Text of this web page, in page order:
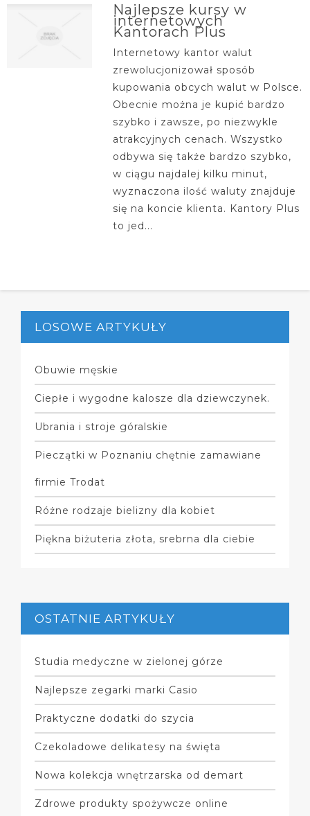
Najlepsze kursy w
internetowych
Kantorach Plus
Internetowy kantor walut
zrewolucjonizował sposób
kupowania obcych walut w Polsce.
Obecnie można je kupić bardzo
szybko i zawsze, po niezwykle
atrakcyjnych cenach. Wszystko
odbywa się także bardzo szybko,
w ciągu najdalej kilku minut,
wyznaczona ilość waluty znajduje
się na koncie klienta. Kantory Plus
to jed...
LOSOWE ARTYKUŁY
Obuwie męskie
Ciepłe i wygodne kalosze dla dziewczynek.
Ubrania i stroje góralskie
Pieczątki w Poznaniu chętnie zamawiane
firmie Trodat
Różne rodzaje bielizny dla kobiet
Piękna biżuteria złota, srebrna dla ciebie
OSTATNIE ARTYKUŁY
Studia medyczne w zielonej górze
Najlepsze zegarki marki Casio
Praktyczne dodatki do szycia
Czekoladowe delikatesy na święta
Nowa kolekcja wnętrzarska od demart
Zdrowe produkty spożywcze online